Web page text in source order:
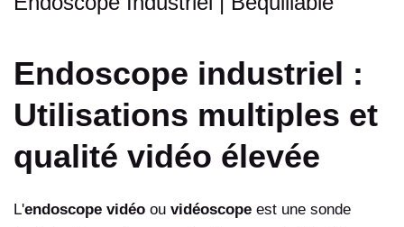
Endoscope industriel :
Utilisations multiples et
qualité vidéo élevée
L'endoscope vidéo ou vidéoscope est une sonde